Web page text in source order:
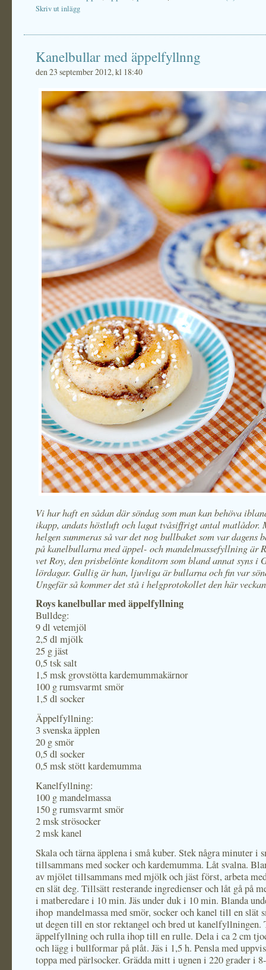
Skriv ut inlägg
Kanelbullar med äppelfyllnng
den 23 september 2012, kl 18:40
Vi har haft en sådan där söndag som man kan behöva
ikapp, andats höstluft och lagat tvåsiffrigt antal matlådor.
helgen summeras så var det nog bullbaket som var dagens
på kanelbullarna med äppel- och mandelmassefyllning är
vet Roy, den prisbelönte konditorn som bland annat syns i
lördagar. Gullig är han, ljuvliga är bullarna och fin var
Ungefär så kommer det stå i helgprotokollet den här
Roys kanelbullar med äppelfyllning
Bulldeg:
9 dl vetemjöl
2,5 dl mjölk
25 g jäst
0,5 tsk salt
1,5 msk grovstötta kardemummakärnor
100 g rumsvarmt smör
1,5 dl socker
Äppelfyllning:
3 svenska äpplen
20 g smör
0,5 dl socker
0,5 msk stött kardemumma
Kanelfyllning:
100 g mandelmassa
150 g rumsvarmt smör
2 msk strösocker
2 msk kanel
Skala och tärna äpplena i små kuber. Stek några minuter i
tillsammans med socker och kardemumma. Låt svalna.
av mjölet tillsammans med mjölk och jäst först, arbeta
en slät deg. Tillsätt resterande ingredienser och låt gå på
i matberedare i 10 min. Jäs under duk i 10 min. Blanda
ihop mandelmassa med smör, socker och kanel till en slät
ut degen till en stor rektangel och bred ut kanelfyllningen.
äppelfyllning och rulla ihop till en rulle. Dela i ca 2 cm
och lägg i bullformar på plåt. Jäs i 1,5 h. Pensla med
toppa med pärlsocker. Grädda mitt i ugnen i 220 grader i